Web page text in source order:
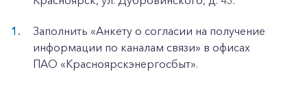
Заполнить «Анкету о согласии на получение
информации по каналам связи» в офисах
ПАО «Красноярскэнергосбыт».